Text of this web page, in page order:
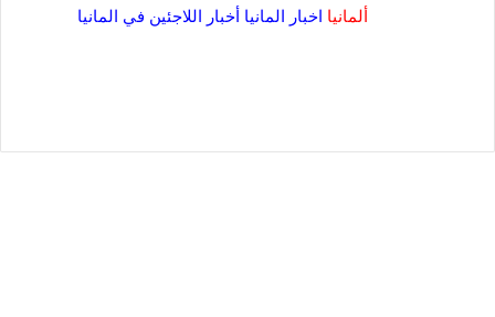
ألمانيا اخبار المانيا أخبار اللاجئين في المانيا